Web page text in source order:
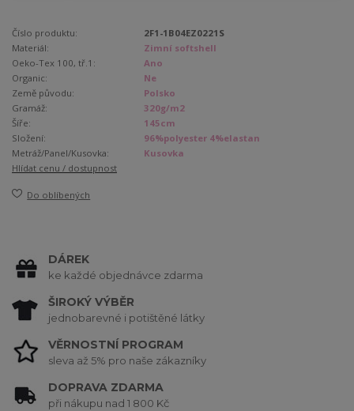
Číslo produktu:
2F1-1B04EZ0221S
Materiál:
Zimní softshell
Oeko-Tex 100, tř.1:
Ano
Organic:
Ne
Země původu:
Polsko
Gramáž:
320g/m2
Šíře:
145cm
Složení:
96%polyester 4%elastan
Metráž/Panel/Kusovka:
Kusovka
Hlídat cenu / dostupnost
Do oblíbených
DÁREK
ke každé objednávce zdarma
ŠIROKÝ VÝBĚR
jednobarevné i potištěné látky
VĚRNOSTNÍ PROGRAM
sleva až 5% pro naše zákazníky
DOPRAVA ZDARMA
při nákupu nad 1 800 Kč